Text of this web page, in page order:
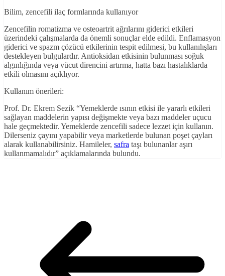
Bilim, zencefili ilaç formlarında kullanıyor
Zencefilin romatizma ve osteoartrit ağrılarını giderici etkileri
üzerindeki çalışmalarda da önemli sonuçlar elde edildi. Enflamasyon
giderici ve spazm çözücü etkilerinin tespit edilmesi, bu kullanılışları
destekleyen bulgulardır. Antioksidan etkisinin bulunması soğuk
algınlığında veya vücut direncini artırma, hatta bazı hastalıklarda
etkili olmasını açıklıyor.
Kullanım önerileri:
Prof. Dr. Ekrem Sezik “Yemeklerde ısının etkisi ile yararlı etkileri
sağlayan maddelerin yapısı değişmekte veya bazı maddeler uçucu
hale geçmektedir. Yemeklerde zencefili sadece lezzet için kullanın.
Dilerseniz çayını yapabilir veya marketlerde bulunan poşet çayları
alarak kullanabilirsiniz. Hamileler, safra taşı bulunanlar aşırı
kullanmamalıdır” açıklamalarında bulundu.